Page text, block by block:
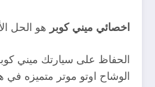
اخصائي ميني كوبر هو الحل
الحفاظ على سيارتك ميني
الوشاح اوتو موتر متميزه في